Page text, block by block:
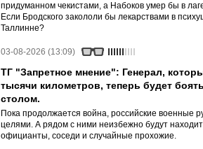
придуманном чекистами, а Набоков умер бы в
Если Бродского закололи бы лекарствами в
Таллинне?
03-08-2026 (13:09)
ТГ "Запретное мнение": Генерал,
тысячи километров, теперь будет
столом.
Пока продолжается война, российские военные
целями. А рядом с ними неизбежно будут
официанты, соседи и случайные прохожие.